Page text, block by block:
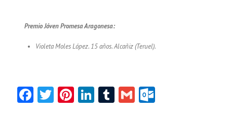
Premio Jóven Promesa Aragonesa:
Violeta Moles López. 15 años. Alcañiz (Teruel).
Facebook
Twitter
Pinterest
LinkedIn
Tumblr
Gmail